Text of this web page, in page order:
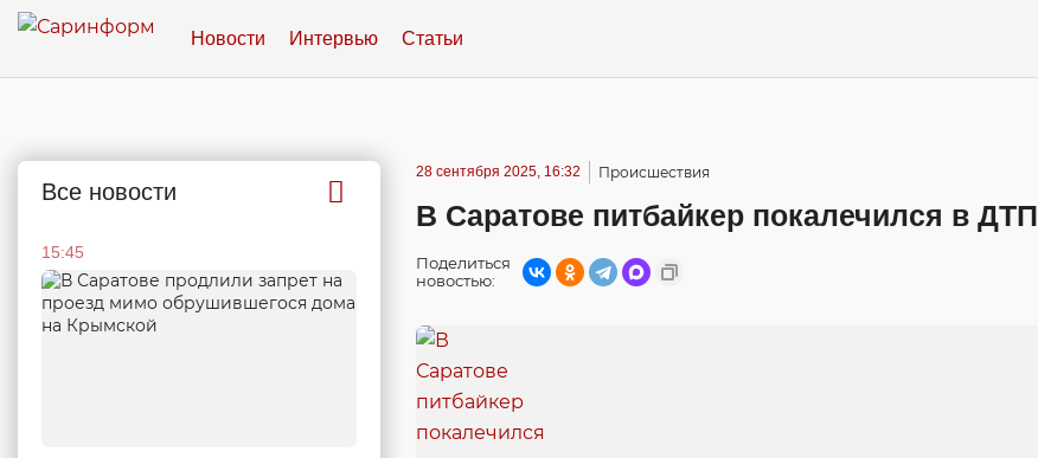
Новости Интервью Статьи
Все новости
15:45
28 сентября 2025, 16:32 Происшествия
В Саратове питбайкер покалечился в ДТП
Поделиться
новостью: